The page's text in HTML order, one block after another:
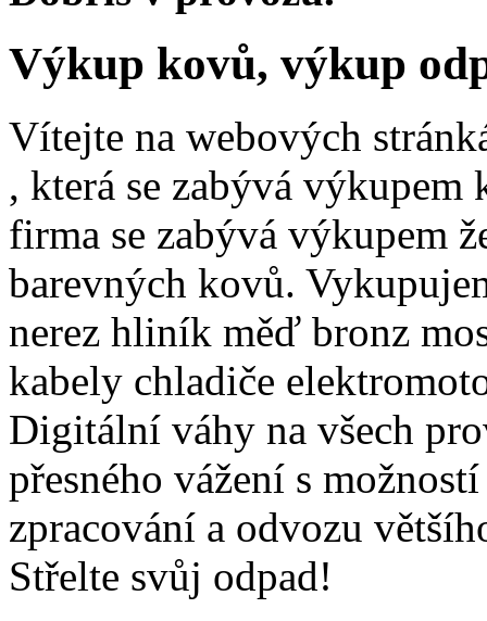
Výkup kovů, výkup
Vítejte na webových
, která se zabývá výkupem
firma se zabývá výkupem
barevných kovů.
nerez hliník měď bronz
kabely chladiče
Digitální váhy na všech
přesného vážení s
zpracování a odvozu
Střelte svůj odpad!